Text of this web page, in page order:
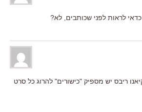
ריבס יש מספיק "כישורים" להרוג כל סרט